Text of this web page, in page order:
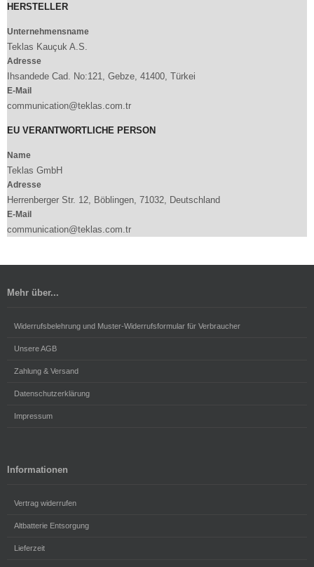
HERSTELLER
Unternehmensname
Teklas Kauçuk A.S.
Adresse
Ihsandede Cad. No:121, Gebze, 41400, Türkei
E-Mail
communication@teklas.com.tr
EU VERANTWORTLICHE PERSON
Name
Teklas GmbH
Adresse
Herrenberger Str. 12, Böblingen, 71032, Deutschland
E-Mail
communication@teklas.com.tr
Mehr über...
Widerrufsbelehrung und Muster-Widerrufsformular für Verbraucher
Unsere AGB
Zahlung & Versand
Datenschutzerklärung
Impressum
Informationen
Vertrag widerrufen
Altbatterie Entsorgung
Lieferzeit